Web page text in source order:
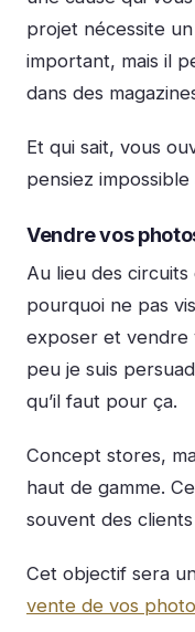
projet nécessite
important, mais il
dans des
Et qui sait, vous
pensiez
Vendre vos
Au lieu des circuits
pourquoi ne pas
exposer et
peu je suis
qu’il faut pour ça.
Concept stores,
haut de gamme.
souvent des
Cet objectif sera
vente de vos